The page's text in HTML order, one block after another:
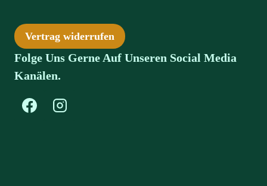
Vertrag widerrufen
Folge Uns Gerne Auf Unseren Social Media
Kanälen.